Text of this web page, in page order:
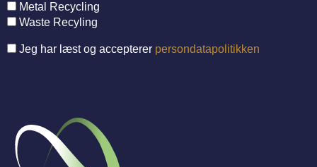
Metal Recycling
Waste Recyling
Jeg har læst og accepterer persondatapolitikken